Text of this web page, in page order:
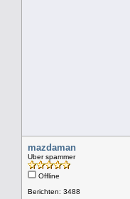
mazdaman
Uber spammer
Offline
Berichten: 3488